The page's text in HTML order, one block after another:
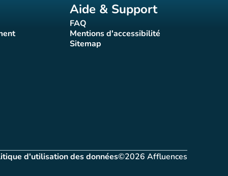
Aide & Support
FAQ(nouvel onglet)
Mentions d'accessibilité
(nouvel onglet)
Sitemap(nouvel onglet)
d'utilisation des données
(nouvel onglet) ©2026 Affluences